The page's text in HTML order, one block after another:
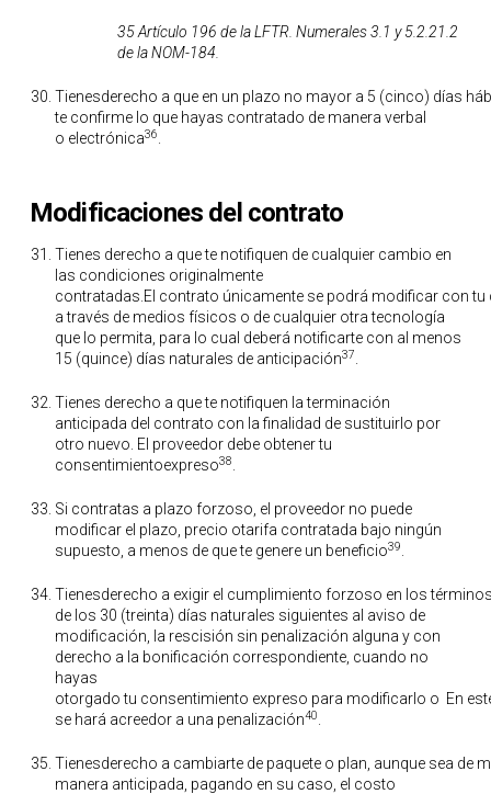
35 Artículo 196 de la LFTR. Numerales 3.1 y 5.2.21.2
de la NOM-184.
Tienesderecho a que en un plazo no mayor a 5 (cinco) días
te confirme lo que hayas contratado de manera verbal
o electrónica36
Modificaciones del contrato
Tienes derecho a que te notifiquen de cualquier cambio en
las condiciones originalmente
contratadas.El contrato únicamente se podrá modificar con
a través de medios físicos o de cualquier otra tecnología
que lo permita, para lo cual deberá notificarte con al menos
15 (quince) días naturales de anticipación37
Tienes derecho a que te notifiquen la terminación
anticipada del contrato con la finalidad de sustituirlo por
otro nuevo. El proveedor debe obtener tu
consentimientoexpreso38
Si contratas a plazo forzoso, el proveedor no puede
modificar el plazo, precio otarifa contratada bajo ningún
supuesto, a menos de que te genere un beneficio39
Tienesderecho a exigir el cumplimiento forzoso en los
de los 30 (treinta) días naturales siguientes al aviso de
modificación, la rescisión sin penalización alguna y con
derecho a la bonificación correspondiente, cuando no
hayas
otorgado tu consentimiento expreso para modificarlo o En
se hará acreedor a una penalización40
Tienesderecho a cambiarte de paquete o plan, aunque sea de
manera anticipada, pagando en su caso, el costo